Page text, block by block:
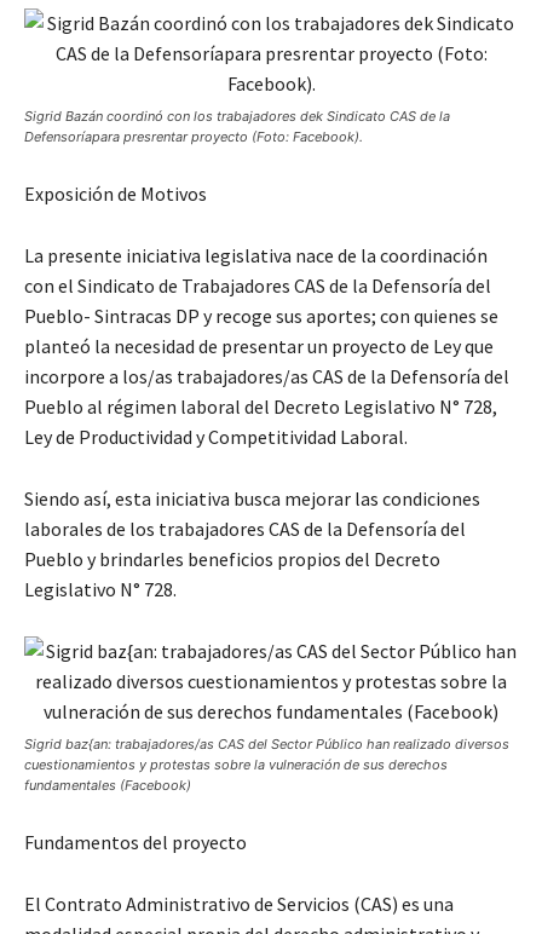
Sigrid Bazán coordinó con los trabajadores dek Sindicato CAS de la
Defensoríapara presrentar proyecto (Foto: Facebook).
Exposición de Motivos
La presente iniciativa legislativa nace de la coordinación
con el Sindicato de Trabajadores CAS de la Defensoría del
Pueblo- Sintracas DP y recoge sus aportes; con quienes se
planteó la necesidad de presentar un proyecto de Ley que
incorpore a los/as trabajadores/as CAS de la Defensoría del
Pueblo al régimen laboral del Decreto Legislativo N° 728,
Ley de Productividad y Competitividad Laboral.
Siendo así, esta iniciativa busca mejorar las condiciones
laborales de los trabajadores CAS de la Defensoría del
Pueblo y brindarles beneficios propios del Decreto
Legislativo N° 728.
Sigrid baz{an: trabajadores/as CAS del Sector Público han realizado diversos
cuestionamientos y protestas sobre la vulneración de sus derechos
fundamentales (Facebook)
Fundamentos del proyecto
El Contrato Administrativo de Servicios (CAS) es una